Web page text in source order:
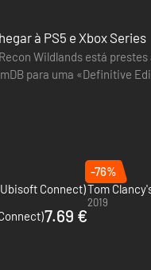
de elite e
à PS5 e Xbox Series
Wildlands está
para uma «Definitive
Connect)
-76%
2019
7.69 €